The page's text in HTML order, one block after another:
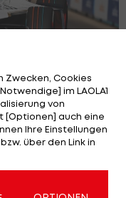
Platz zum
Zwecken, Cookies
im LAOLA1
von
[Optionen] auch eine
Ihre Einstellungen
über den Link in